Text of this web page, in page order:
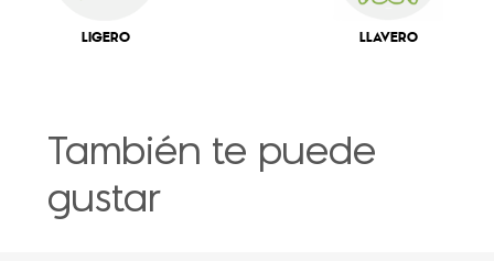
LIGERO LLAVERO
También te puede
gustar